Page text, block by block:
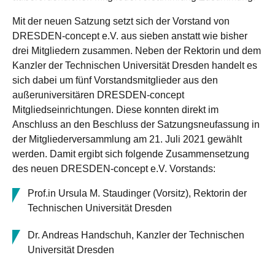
Mit der neuen Satzung setzt sich der Vorstand von
DRESDEN-concept e.V. aus sieben anstatt wie bisher
drei Mitgliedern zusammen. Neben der Rektorin und dem
Kanzler der Technischen Universität Dresden handelt es
sich dabei um fünf Vorstandsmitglieder aus den
außeruniversitären DRESDEN-concept
Mitgliedseinrichtungen. Diese konnten direkt im
Anschluss an den Beschluss der Satzungsneufassung in
der Mitgliederversammlung am 21. Juli 2021 gewählt
werden. Damit ergibt sich folgende Zusammensetzung
des neuen DRESDEN-concept e.V. Vorstands:
Prof.in Ursula M. Staudinger (Vorsitz), Rektorin der
Technischen Universität Dresden
Dr. Andreas Handschuh, Kanzler der Technischen
Universität Dresden